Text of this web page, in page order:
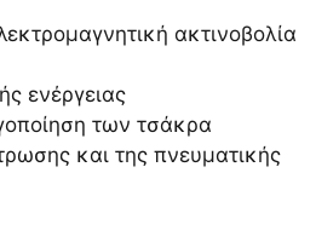
ακτινοβολία
ενέργειας
των τσάκρα
και της πνευματικής